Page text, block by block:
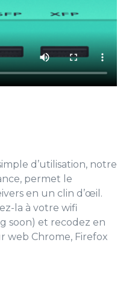
d’utilisation, notre
permet le
en un clin d’œil.
la à votre wifi
soon) et recodez en
web Chrome, Firefox